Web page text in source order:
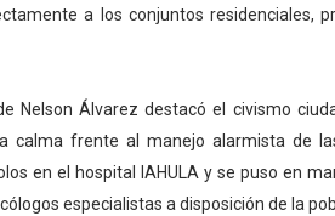
a los conjuntos residenciales,
Nelson Álvarez destacó el civismo
calma frente al manejo alarmista de
en el hospital IAHULA y se puso en
especialistas a disposición de la